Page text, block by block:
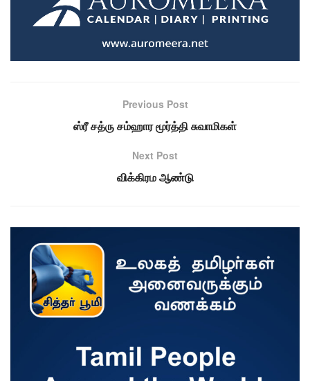
Previous Post
ஸ்ரீ சத்ரு சம்ஹார மூர்த்தி சுவாமிகள்
Next Post
விக்கிரம ஆண்டு